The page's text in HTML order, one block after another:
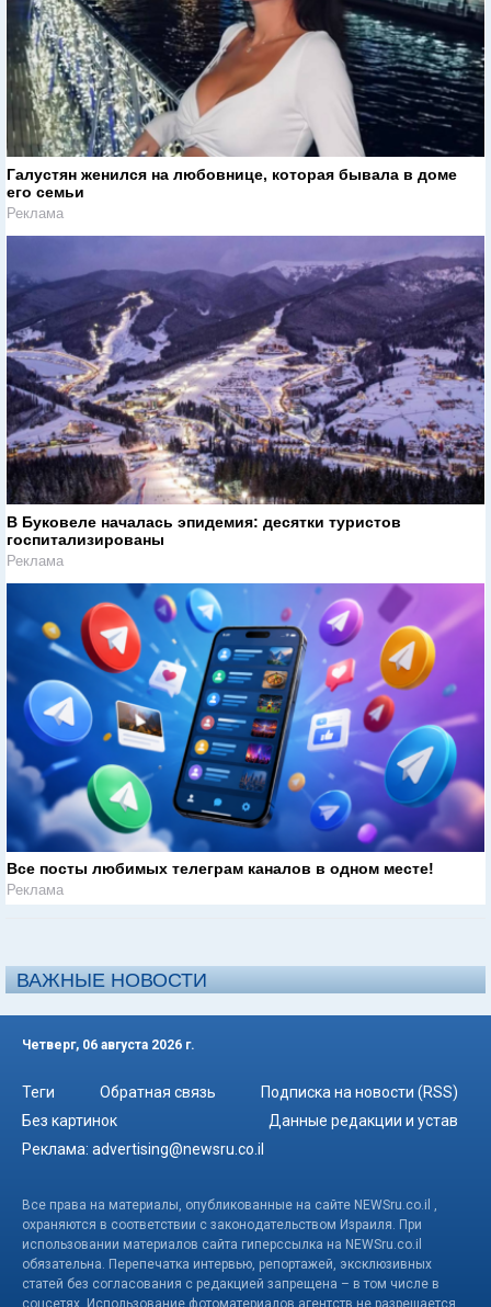
Галустян женился на любовнице, которая бывала в доме
его семьи
Реклама
В Буковеле началась эпидемия: десятки туристов
госпитализированы
Реклама
Все посты любимых телеграм каналов в одном месте!
Реклама
ВАЖНЫЕ НОВОСТИ
Четверг, 06 августа 2026 г.
Теги Обратная связь
Подписка на новости (RSS)
Без картинок
Данные редакции и устав
Реклама: advertising@newsru.co.il
Все права на материалы, опубликованные на сайте NEWSru.co.il ,
охраняются в соответствии с законодательством Израиля. При
использовании материалов сайта гиперссылка на NEWSru.co.il
обязательна. Перепечатка интервью, репортажей, эксклюзивных
статей без согласования с редакцией запрещена – в том числе в
соцсетях. Использование фотоматериалов агентств не разрешается.